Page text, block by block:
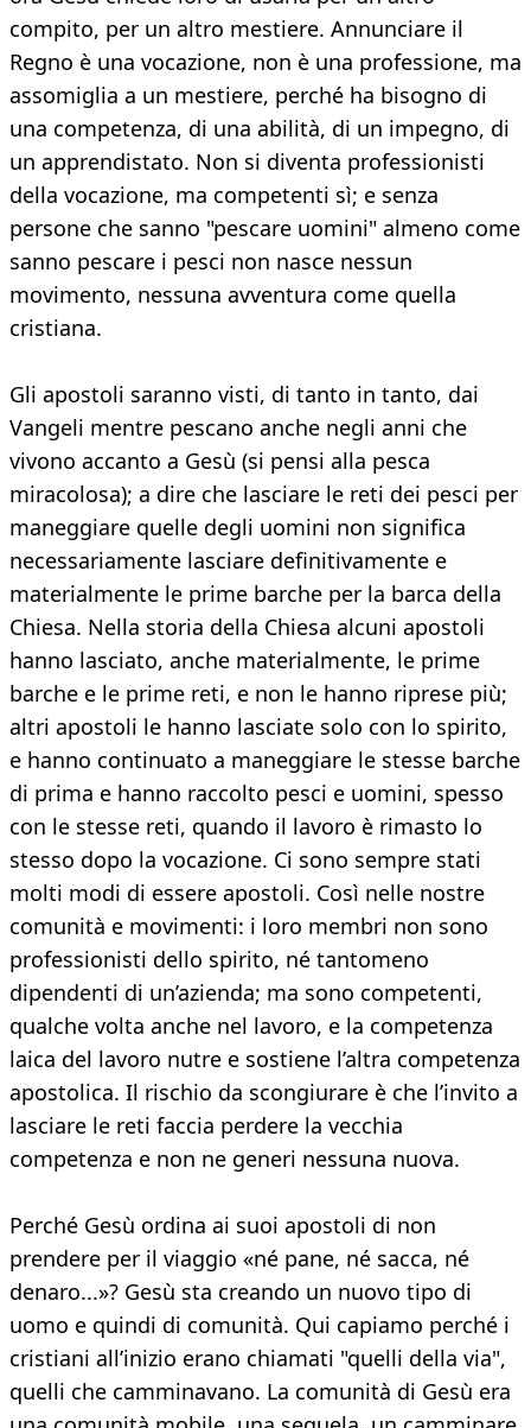
compito, per un altro mestiere. Annunciare il
Regno è una vocazione, non è una professione, ma
assomiglia a un mestiere, perché ha bisogno di
una competenza, di una abilità, di un impegno, di
un apprendistato. Non si diventa professionisti
della vocazione, ma competenti sì; e senza
persone che sanno "pescare uomini" almeno come
sanno pescare i pesci non nasce nessun
movimento, nessuna avventura come quella
cristiana.
Gli apostoli saranno visti, di tanto in tanto, dai
Vangeli mentre pescano anche negli anni che
vivono accanto a Gesù (si pensi alla pesca
miracolosa); a dire che lasciare le reti dei pesci per
maneggiare quelle degli uomini non significa
necessariamente lasciare definitivamente e
materialmente le prime barche per la barca della
Chiesa. Nella storia della Chiesa alcuni apostoli
hanno lasciato, anche materialmente, le prime
barche e le prime reti, e non le hanno riprese più;
altri apostoli le hanno lasciate solo con lo spirito,
e hanno continuato a maneggiare le stesse barche
di prima e hanno raccolto pesci e uomini, spesso
con le stesse reti, quando il lavoro è rimasto lo
stesso dopo la vocazione. Ci sono sempre stati
molti modi di essere apostoli. Così nelle nostre
comunità e movimenti: i loro membri non sono
professionisti dello spirito, né tantomeno
dipendenti di un’azienda; ma sono competenti,
qualche volta anche nel lavoro, e la competenza
laica del lavoro nutre e sostiene l’altra competenza
apostolica. Il rischio da scongiurare è che l’invito a
lasciare le reti faccia perdere la vecchia
competenza e non ne generi nessuna nuova.
Perché Gesù ordina ai suoi apostoli di non
prendere per il viaggio «né pane, né sacca, né
denaro...»? Gesù sta creando un nuovo tipo di
uomo e quindi di comunità. Qui capiamo perché i
cristiani all’inizio erano chiamati "quelli della via",
quelli che camminavano. La comunità di Gesù era